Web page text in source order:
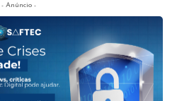
- Anúncio -